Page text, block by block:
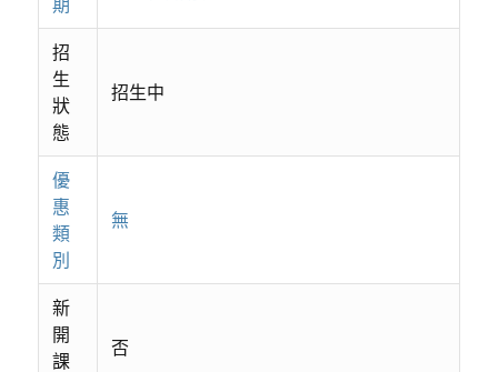
招
生
狀
態
招生中
優
惠
類
別
無
新
開
課
否